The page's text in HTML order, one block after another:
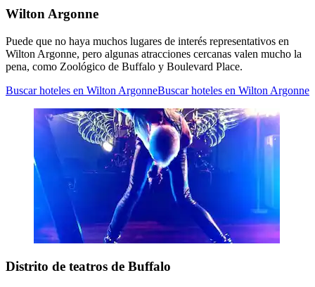
Wilton Argonne
Puede que no haya muchos lugares de interés representativos en
Wilton Argonne, pero algunas atracciones cercanas valen mucho la
pena, como Zoológico de Buffalo y Boulevard Place.
Buscar hoteles en Wilton ArgonneBuscar hoteles en Wilton Argonne
Distrito de teatros de Buffalo